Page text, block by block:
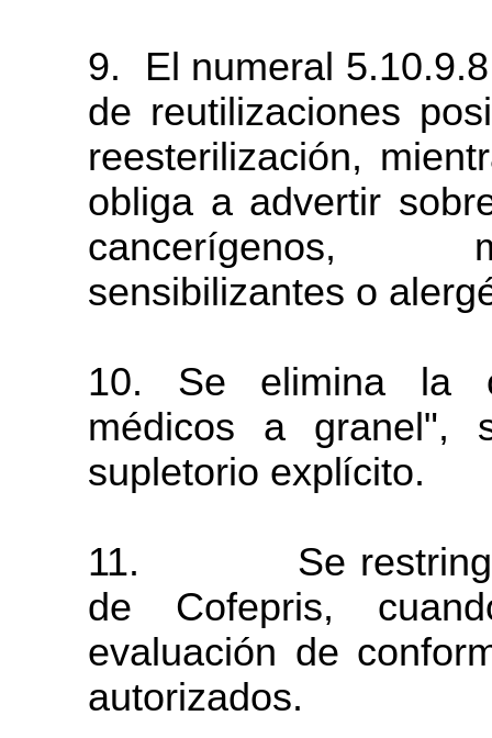
9. El numeral 5.10.9.8
de reutilizaciones
reesterilización,
obliga a advertir
cancerígenos,
sensibilizantes o
10. Se elimina la
médicos
a
granel",
supletorio explícito.
11.
Se
de Cofepris,
evaluación de
autorizados.